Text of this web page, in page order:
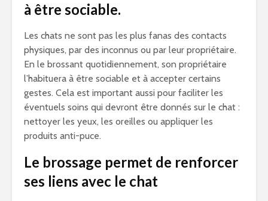
à être sociable.
Les chats ne sont pas les plus fanas des contacts
physiques, par des inconnus ou par leur propriétaire.
En le brossant quotidiennement, son propriétaire
l’habituera à être sociable et à accepter certains
gestes. Cela est important aussi pour faciliter les
éventuels soins qui devront être donnés sur le chat :
nettoyer les yeux, les oreilles ou appliquer les
produits anti-puce.
Le brossage permet de renforcer
ses liens avec le chat